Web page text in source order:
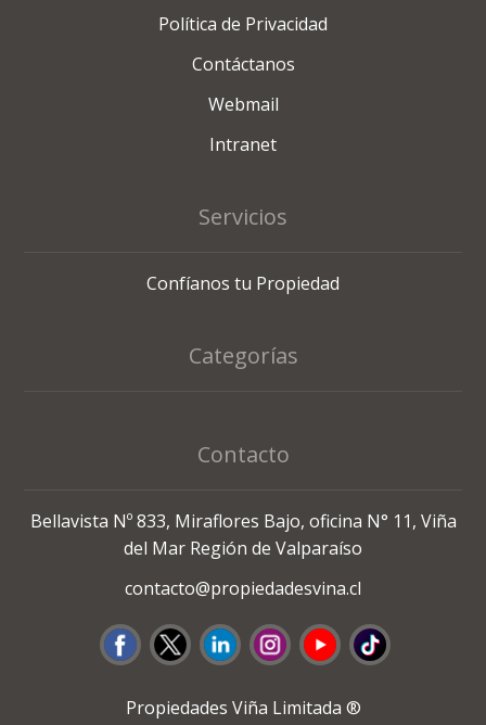
Política de Privacidad
Contáctanos
Webmail
Intranet
Servicios
Confíanos tu Propiedad
Categorías
Contacto
Bellavista Nº 833, Miraflores Bajo, oficina N° 11, Viña
del Mar Región de Valparaíso
contacto@propiedadesvina.cl
Propiedades Viña Limitada ®